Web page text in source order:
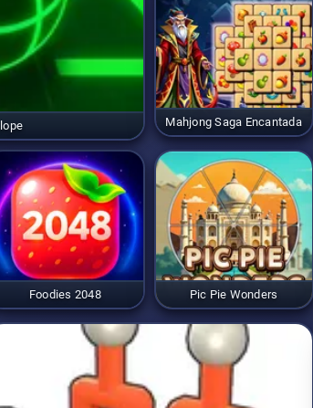
Mahjong Saga Encantada
Foodies 2048 Pic Pie Wonders